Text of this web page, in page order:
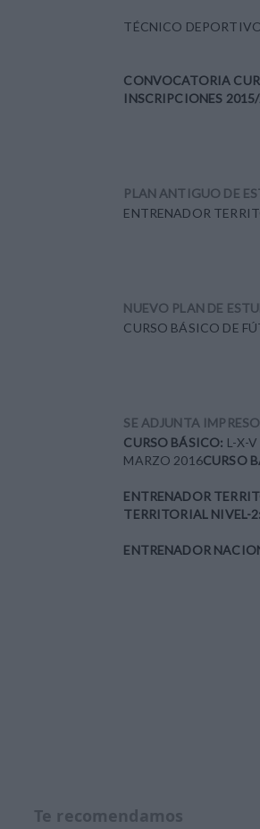
TÉCNICO
CONVOCATORIA
INSCRIPCIONES
PLAN ANTIGUO DE
ENTRENADOR
NUEVO PLAN DE
CURSO BÁSICO DE
SE ADJUNTA
CURSO BÁSICO: L-X-
MARZO 2016CURSO
ENTRENADOR
TERRITORIAL NIVEL-2:
ENTRENADOR